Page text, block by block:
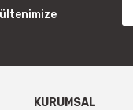
KURUMSAL